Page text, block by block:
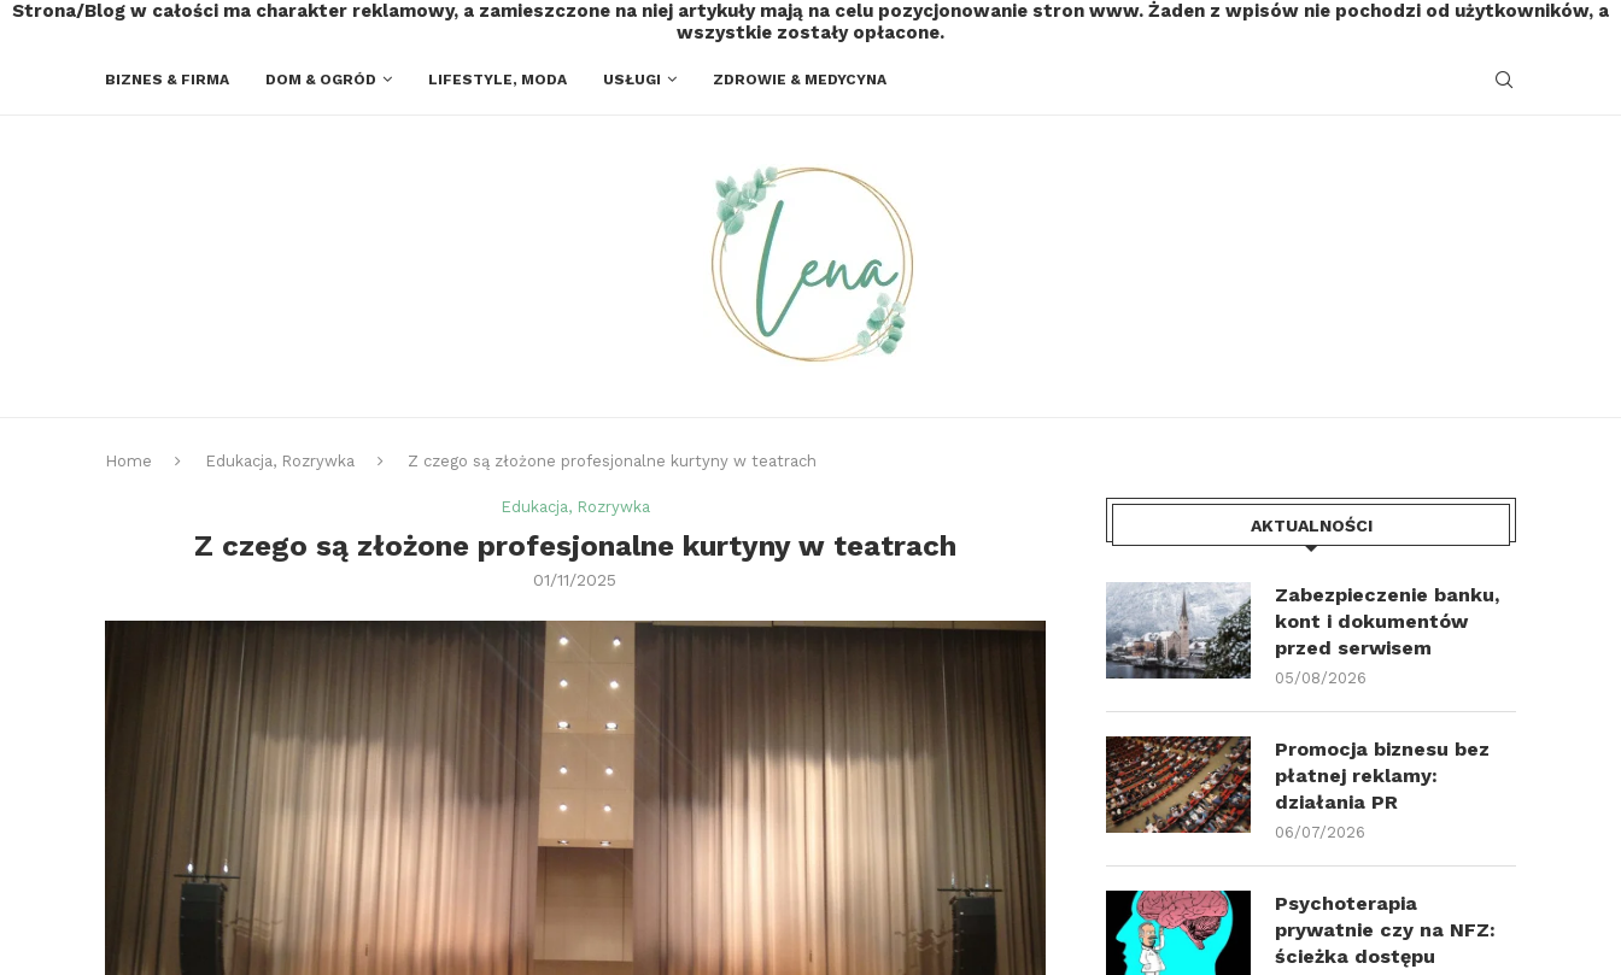
Strona/Blog w całości ma charakter reklamowy, a zamieszczone na niej artykuły mają na celu pozycjonowanie stron www. Żaden z wpisów nie pochodzi od użytkowników, a
wszystkie zostały opłacone.
BIZNES & FIRMA DOM & OGRÓD LIFESTYLE, MODA USŁUGI ZDROWIE & MEDYCYNA
Home Edukacja, Rozrywka Z czego są złożone profesjonalne kurtyny w teatrach
Edukacja, Rozrywka
Z czego są złożone profesjonalne kurtyny w teatrach
01/11/2025
AKTUALNOŚCI
Zabezpieczenie banku,
kont i dokumentów
przed serwisem
05/08/2026
Promocja biznesu bez
płatnej reklamy:
działania PR
06/07/2026
Psychoterapia
prywatnie czy na NFZ:
ścieżka dostępu